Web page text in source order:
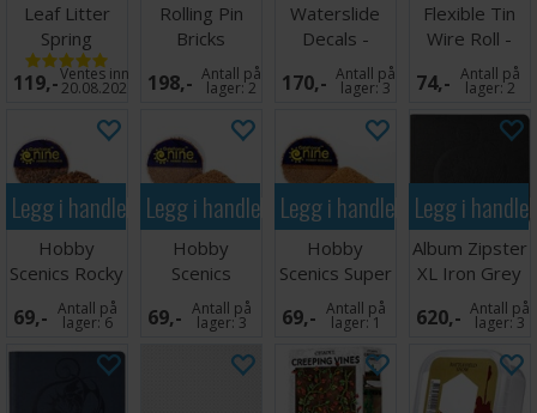
Leaf Litter
Spring
Miniatyrblader
119,-Ventes inn
20.08.2026
Rolling Pin
Bricks
Stonework -
25mm
198,- Antall på
lager:2
Waterslide
Decals -
Caution
Strips/Signs
170,- Antall på
lager:3
Flexible Tin
Wire Roll -
0,5mm (11,5
m)
74,- Antall på
lager:2
Legg i handlekurven
Hobby
Scenics Rocky
Basing Grit
69,- Antall på
lager:6
Legg i handlekurven
Hobby
Scenics
Medium
Basing Grit
69,- Antall på
lager:3
Legg i handlekurven
Hobby
Scenics Super
Fine Basing
Grit
69,- Antall på
lager:1
Legg i
Album Zipster
XL Iron Grey
24-pocket
620,- Antall på
lager:3